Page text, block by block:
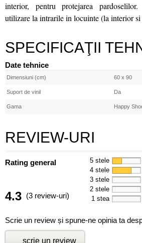
interior, pentru protejarea
utilizare la intrarile in locuinte (la interior si
SPECIFICAŢII
Date tehnice
Dimensiuni (cm) 60 x 90
Suport de vinil Da
Gama Happy
REVIEW-URI
Rating general
4.3 (3 review-uri)
5 stele
4 stele
3 stele
2 stele
1 stea
Scrie un review și spune-ne opinia ta
scrie un review